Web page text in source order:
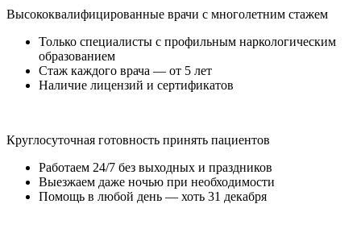
Высококвалифицированные врачи с многолетним стажем
Только специалисты с профильным наркологическим
образованием
Стаж каждого врача — от 5 лет
Наличие лицензий и сертификатов
Круглосуточная готовность принять пациентов
Работаем 24/7 без выходных и праздников
Выезжаем даже ночью при необходимости
Помощь в любой день — хоть 31 декабря